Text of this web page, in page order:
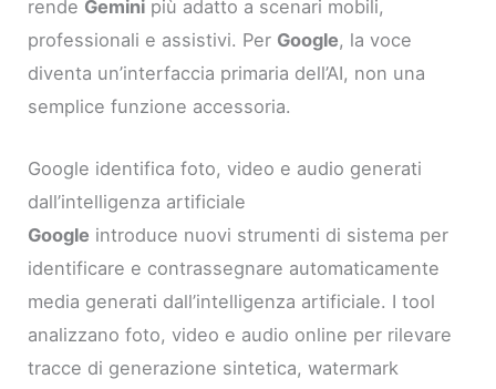
rende Gemini più adatto a scenari mobili,
professionali e assistivi. Per Google, la voce
diventa un’interfaccia primaria dell’AI, non una
semplice funzione accessoria.
Google identifica foto, video e audio generati
dall’intelligenza artificiale
Google introduce nuovi strumenti di sistema per
identificare e contrassegnare automaticamente
media generati dall’intelligenza artificiale. I tool
analizzano foto, video e audio online per rilevare
tracce di generazione sintetica, watermark